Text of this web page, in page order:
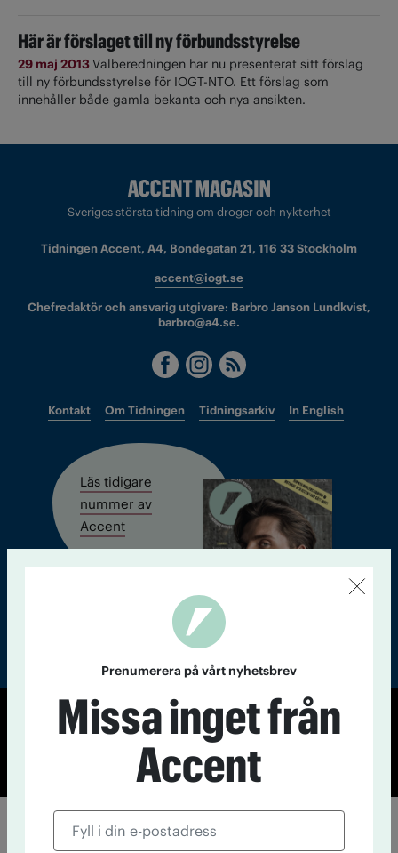
Här är förslaget till ny förbundsstyrelse
29 maj 2013Valberedningen har nu presenterat sitt förslag
till ny förbundsstyrelse för IOGT-NTO. Ett förslag som
innehåller både gamla bekanta och nya ansikten.
Sveriges största tidning om droger och nykterhet
Tidningen Accent, A4, Bondegatan 21, 116 33 Stockholm
accent@iogt.se
Chefredaktör och ansvarig utgivare: Barbro Janson Lundkvist,
barbro@a4.se.
Kontakt Om Tidningen Tidningsarkiv In English
Läs tidigare
nummer av
Accent
© Tidningen Accent 2026
Cookiepolicy
Personuppgiftspolicy
Prenumerera på vårt nyhetsbrev
Missa inget från
Accent